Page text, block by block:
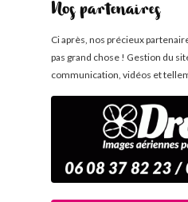
Nos partenaires
Ci après, nos précieux
pas grand chose ! Gestion du
communication, vidéos et